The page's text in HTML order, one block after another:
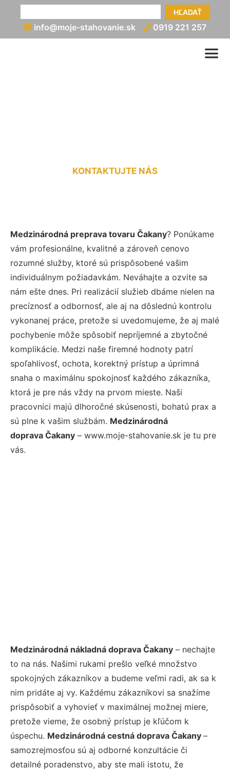
HĽADAŤ
info@moje-stahovanie.sk 0919 221 257
KONTAKTUJTE NÁS
Medzinárodná preprava tovaru Čakany? Ponúkame
vám profesionálne, kvalitné a zároveň cenovo
rozumné služby, ktoré sú prispôsobené vašim
individuálnym požiadavkám. Neváhajte a ozvite sa
nám ešte dnes. Pri realizácií služieb dbáme nielen na
precíznosť a odbornosť, ale aj na dôslednú kontrolu
vykonanej práce, pretože si uvedomujeme, že aj malé
pochybenie môže spôsobiť nepríjemné a zbytočné
komplikácie. Medzi naše firemné hodnoty patrí
spoľahlivosť, ochota, korektný prístup a úprimná
snaha o maximálnu spokojnosť každého zákazníka,
ktorá je pre nás vždy na prvom mieste. Naši
pracovníci majú dlhoročné skúsenosti, bohatú prax a
sú plne k vašim službám. Medzinárodná
doprava Čakany – www.moje-stahovanie.sk je tu pre
vás.
Medzinárodná nákladná doprava Čakany – nechajte
to na nás. Našimi rukami prešlo veľké množstvo
spokojných zákazníkov a budeme veľmi radi, ak sa k
nim pridáte aj vy. Každému zákazníkovi sa snažíme
prispôsobiť a vyhovieť v maximálnej možnej miere,
pretože vieme, že osobný prístup je kľúčom k
úspechu. Medzinárodná cestná doprava Čakany –
samozrejmosťou sú aj odborné konzultácie či
detailné poradenstvo, aby ste mali istotu, že